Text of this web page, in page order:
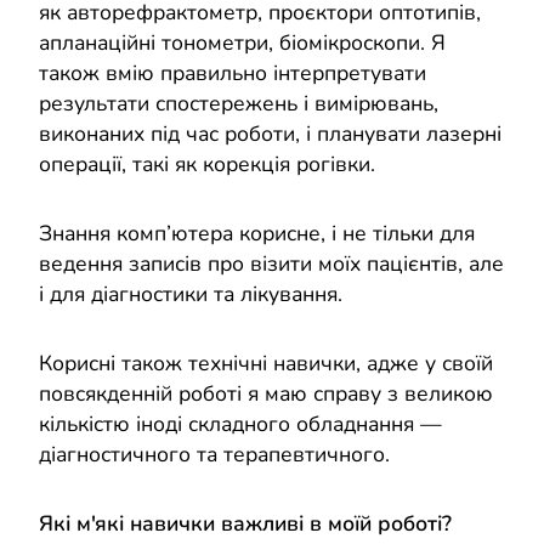
як авторефрактометр, проєктори оптотипів,
апланаційні тонометри, біомікроскопи. Я
також вмію правильно інтерпретувати
результати спостережень і вимірювань,
виконаних під час роботи, і планувати лазерні
операції, такі як корекція рогівки.
Знання комп’ютера корисне, і не тільки для
ведення записів про візити моїх пацієнтів, але
і для діагностики та лікування.
Корисні також технічні навички, адже у своїй
повсякденній роботі я маю справу з великою
кількістю іноді складного обладнання —
діагностичного та терапевтичного.
Які м'які навички важливі в моїй роботі?